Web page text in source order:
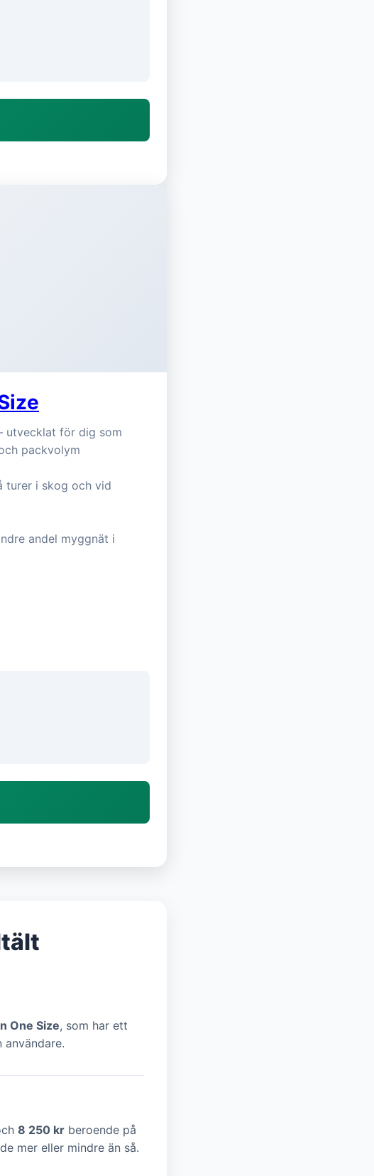
utvecklat för dig som
packvolym
turer i skog och vid
andel myggnät i
One Size, som har ett
8 250 kr beroende på
mer eller mindre än så.